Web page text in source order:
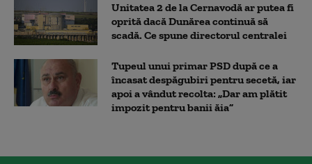
Unitatea 2 de la Cernavodă ar putea fi
oprită dacă Dunărea continuă să
scadă. Ce spune directorul centralei
Tupeul unui primar PSD după ce a
încasat despăgubiri pentru secetă, iar
apoi a vândut recolta: „Dar am plătit
impozit pentru banii ăia”